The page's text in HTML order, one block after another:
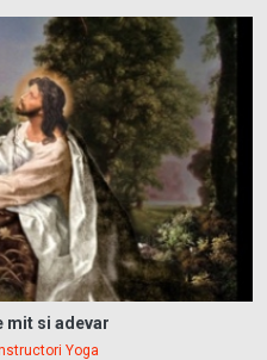
mit si adevar
Yoga